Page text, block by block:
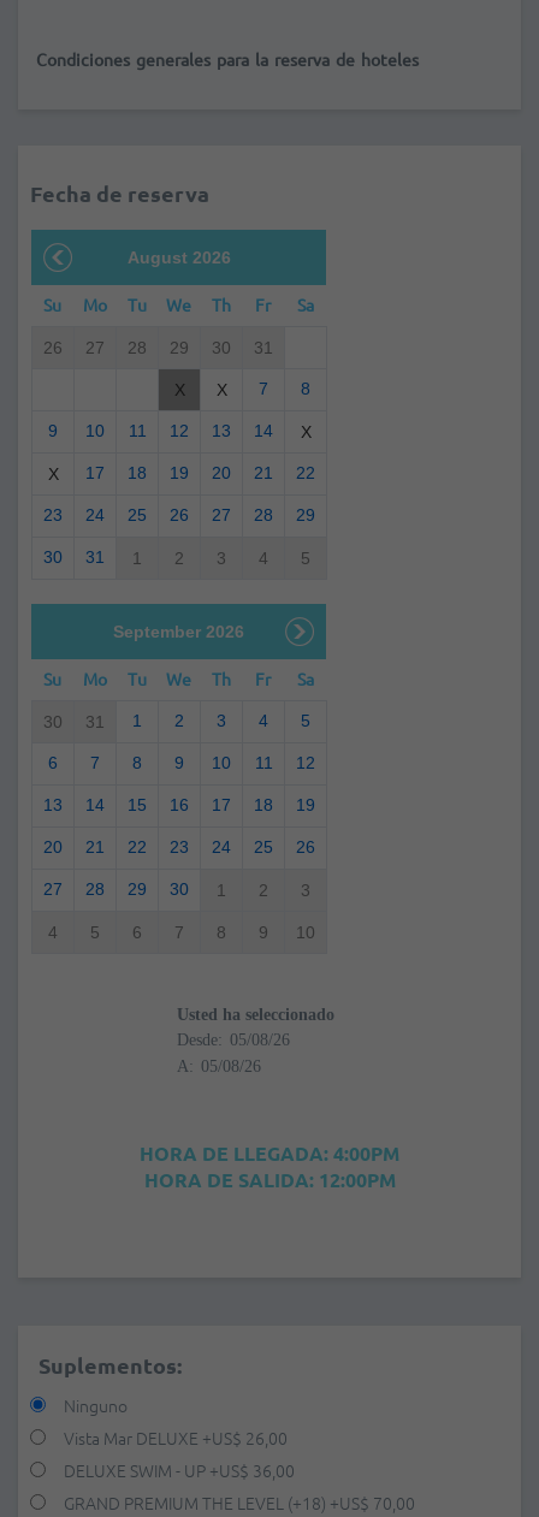
Condiciones generales para la reserva de hoteles
Fecha de reserva
August 2026
Su Mo Tu We Th Fr Sa
26 27 28 29 30 31
X X 7 8
9 10 11 12 13 14 X
X 17 18 19 20 21 22
23 24 25 26 27 28 29
30 31 1 2 3 4 5
September 2026
Su Mo Tu We Th Fr Sa
30 31 1 2 3 4 5
6 7 8 9 10 11 12
13 14 15 16 17 18 19
20 21 22 23 24 25 26
27 28 29 30 1 2 3
4 5 6 7 8 9 10
Usted ha seleccionado
Desde:
A:
HORA DE LLEGADA: 4:00PM
HORA DE SALIDA: 12:00PM
Suplementos:
Ninguno
Vista Mar DELUXE +US$ 26,00
DELUXE SWIM - UP +US$ 36,00
GRAND PREMIUM THE LEVEL (+18) +US$ 70,00